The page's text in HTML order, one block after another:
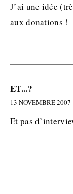
J’ai une idée
aux donations !
ET...?
13 NOVEMBRE
Et pas